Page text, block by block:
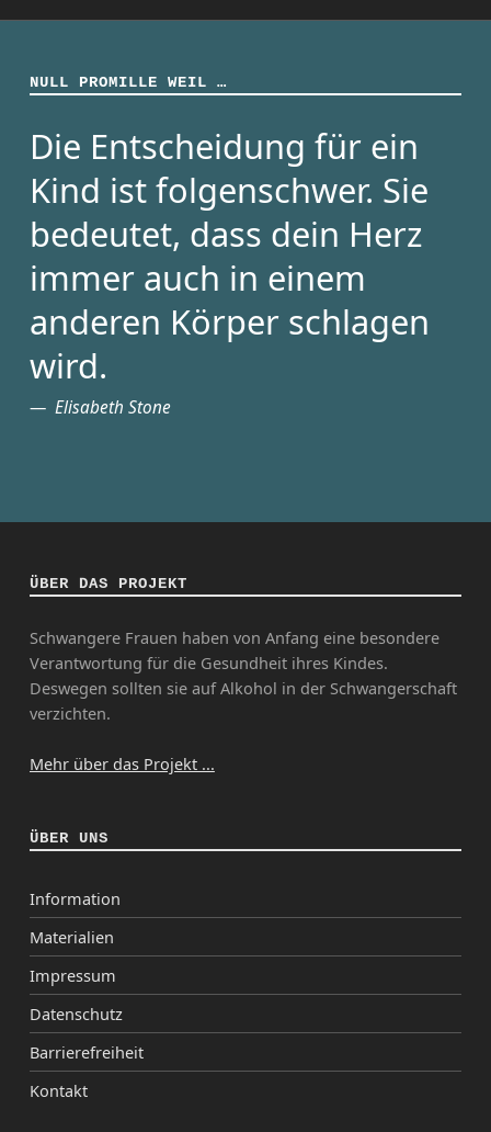
NULL PROMILLE WEIL …
Die Entscheidung für ein
Kind ist folgenschwer. Sie
bedeutet, dass dein Herz
immer auch in einem
anderen Körper schlagen
wird.
Elisabeth Stone
ÜBER DAS PROJEKT
Schwangere Frauen haben von Anfang eine besondere
Verantwortung für die Gesundheit ihres Kindes.
Deswegen sollten sie auf Alkohol in der Schwangerschaft
verzichten.
Mehr über das Projekt ...
ÜBER UNS
Information
Materialien
Impressum
Datenschutz
Barrierefreiheit
Kontakt